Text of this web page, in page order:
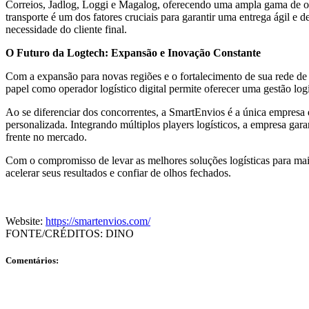
Correios, Jadlog, Loggi e Magalog, oferecendo uma ampla gama de
transporte é um dos fatores cruciais para garantir uma entrega ágil e
necessidade do cliente final.
O Futuro da Logtech: Expansão e Inovação Constante
Com a expansão para novas regiões e o fortalecimento de sua rede
papel como operador logístico digital permite oferecer uma gestão
Ao se diferenciar dos concorrentes, a SmartEnvios é a única
personalizada. Integrando múltiplos players logísticos, a empresa
frente no mercado.
Com o compromisso de levar as melhores soluções logísticas para
acelerar seus resultados e confiar de olhos fechados.
Website: https://smartenvios.com/
FONTE/CRÉDITOS: DINO
Comentários: